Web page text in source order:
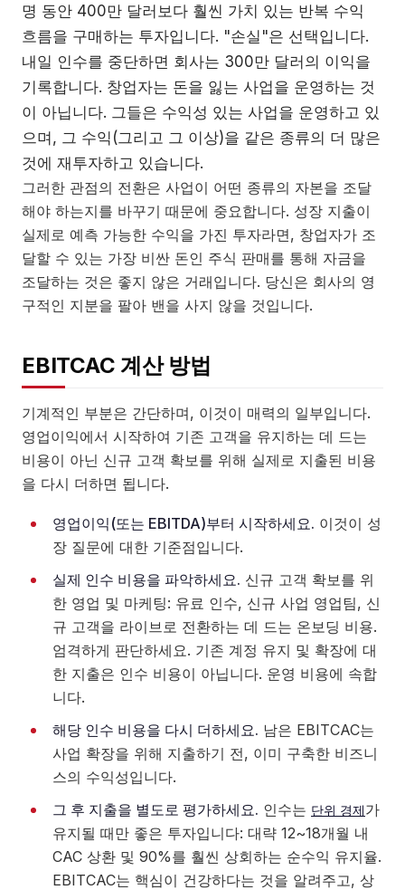
명 동안 400만 달러보다 훨씬 가치 있는 반복 수익
흐름을 구매하는 투자입니다. "손실"은 선택입니다.
내일 인수를 중단하면 회사는 300만 달러의 이익을
기록합니다. 창업자는 돈을 잃는 사업을 운영하는 것
이 아닙니다. 그들은 수익성 있는 사업을 운영하고 있
으며, 그 수익(그리고 그 이상)을 같은 종류의 더 많은
것에 재투자하고 있습니다.
그러한 관점의 전환은 사업이 어떤 종류의 자본을 조달
해야 하는지를 바꾸기 때문에 중요합니다. 성장 지출이
실제로 예측 가능한 수익을 가진 투자라면, 창업자가 조
달할 수 있는 가장 비싼 돈인 주식 판매를 통해 자금을
조달하는 것은 좋지 않은 거래입니다. 당신은 회사의 영
구적인 지분을 팔아 밴을 사지 않을 것입니다.
EBITCAC 계산 방법
기계적인 부분은 간단하며, 이것이 매력의 일부입니다.
영업이익에서 시작하여 기존 고객을 유지하는 데 드는
비용이 아닌 신규 고객 확보를 위해 실제로 지출된 비용
을 다시 더하면 됩니다.
영업이익(또는 EBITDA)부터 시작하세요. 이것이 성
장 질문에 대한 기준점입니다.
실제 인수 비용을 파악하세요. 신규 고객 확보를 위
한 영업 및 마케팅: 유료 인수, 신규 사업 영업팀, 신
규 고객을 라이브로 전환하는 데 드는 온보딩 비용.
엄격하게 판단하세요. 기존 계정 유지 및 확장에 대
한 지출은 인수 비용이 아닙니다. 운영 비용에 속합
니다.
해당 인수 비용을 다시 더하세요. 남은 EBITCAC는
사업 확장을 위해 지출하기 전, 이미 구축한 비즈니
스의 수익성입니다.
그 후 지출을 별도로 평가하세요. 인수는 단위 경제가
유지될 때만 좋은 투자입니다: 대략 12~18개월 내
CAC 상환 및 90%를 훨씬 상회하는 순수익 유지율.
EBITCAC는 핵심이 건강하다는 것을 알려주고, 상